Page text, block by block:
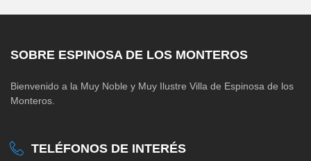
SOBRE ESPINOSA DE LOS MONTEROS
Bienvenido a la Muy Noble y Muy Ilustre Villa de Espinosa de los
Monteros.
TELÉFONOS DE INTERÉS